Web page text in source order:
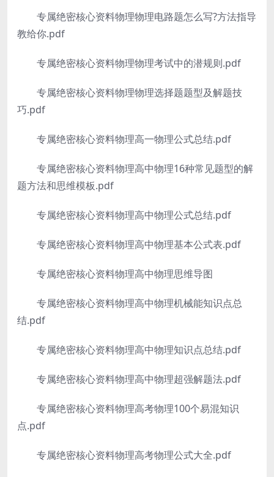
专属绝密核心资料物理物理电路题怎么写?方法指导
教给你.pdf
专属绝密核心资料物理物理考试中的潜规则.pdf
专属绝密核心资料物理物理选择题题型及解题技
巧.pdf
专属绝密核心资料物理高一物理公式总结.pdf
专属绝密核心资料物理高中物理16种常见题型的解
题方法和思维模板.pdf
专属绝密核心资料物理高中物理公式总结.pdf
专属绝密核心资料物理高中物理基本公式表.pdf
专属绝密核心资料物理高中物理思维导图
专属绝密核心资料物理高中物理机械能知识点总
结.pdf
专属绝密核心资料物理高中物理知识点总结.pdf
专属绝密核心资料物理高中物理超强解题法.pdf
专属绝密核心资料物理高考物理100个易混知识
点.pdf
专属绝密核心资料物理高考物理公式大全.pdf